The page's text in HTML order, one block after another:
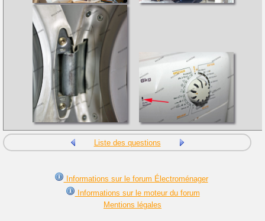
Liste des questions
Informations sur le forum Électroménager
Informations sur le moteur du forum
Mentions légales